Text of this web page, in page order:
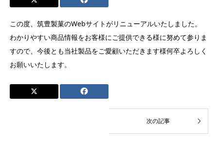
この度、筑豊製菓のWebサイトがリニューアルいたしました。
わかりやすい商品情報をお客様にご提供できる様に努めて参りま
すので、今後とも当社製品をご愛顧いただきます様何卒よろしく
お願いいたします。